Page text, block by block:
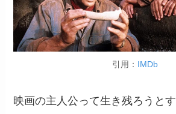
引用： IMDb
映画の主人公って生き残ろうと